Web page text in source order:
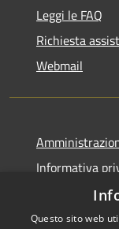
Leggi le FAQ
Richiesta
Webmail
Informativa
Dichiarazione
Questo sito web